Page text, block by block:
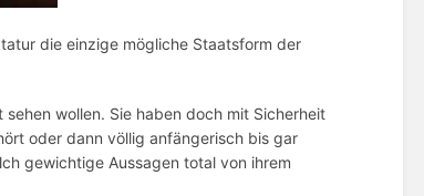
die einzige mögliche Staatsform der
wollen. Sie haben doch mit Sicherheit
oder dann völlig anfängerisch bis gar
gewichtige Aussagen total von ihrem